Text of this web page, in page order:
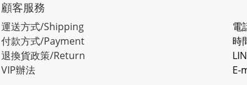
顧客服務
運送方式/Shipping
付款方式/Payment
退換貨政策/Return
VIP辦法
電
時
E-